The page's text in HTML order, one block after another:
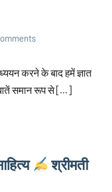
करने के बाद हमें ज्ञात
समान रूप से […]
श्रीमती